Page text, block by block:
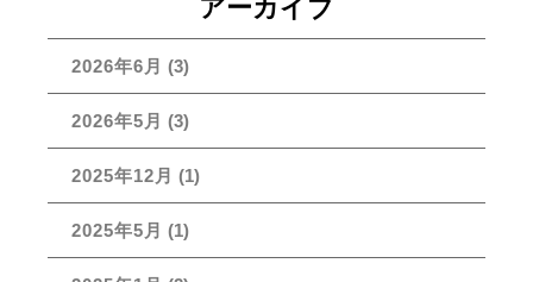
アーカイブ
2026年6月 (3)
2026年5月 (3)
2025年12月 (1)
2025年5月 (1)